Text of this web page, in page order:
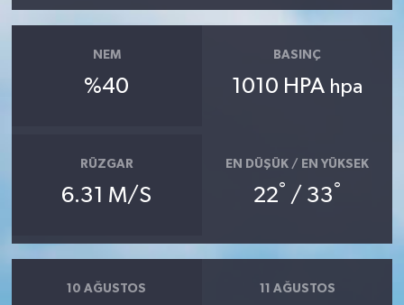
NEM
%40
BASINÇ
1010 HPA hpa
RÜZGAR
6.31 M/S
EN DÜŞÜK / EN YÜKSEK
22° / 33°
10 AĞUSTOS 11 AĞUSTOS
ÖZEL HABER